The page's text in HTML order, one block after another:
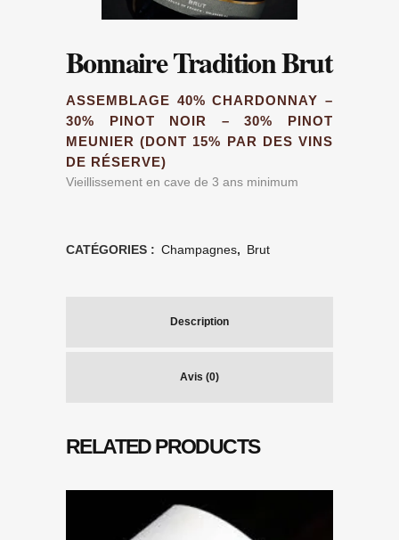
Bonnaire Tradition Brut
ASSEMBLAGE 40% CHARDONNAY –
30% PINOT NOIR – 30% PINOT
MEUNIER (DONT 15% PAR DES VINS
DE RÉSERVE)
Vieillissement en cave de 3 ans minimum
CATÉGORIES : Champagnes, Brut
Description
Avis (0)
RELATED PRODUCTS